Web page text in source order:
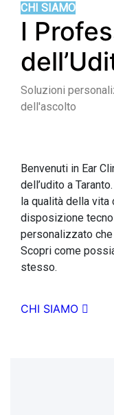
CHI SIAMO
I
Soluzioni
dell'ascolto
Benvenuti in Ear
dell’udito a
la qualità della
disposizione
personalizzato
Scopri come
stesso.
CHI SIAMO